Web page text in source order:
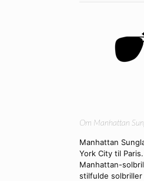
Om Manhattan
Manhattan
York City til
Manhattan-
stilfulde